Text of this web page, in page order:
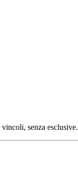
senza esclusive.